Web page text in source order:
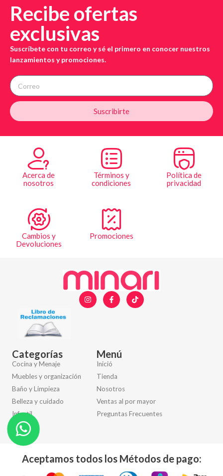
Recibe ofertas
exclusivas
Suscríbete con tu correo y sé el primero en conocer nuestros
lanzamientos y promociones.
Suscribirte
Acerca de
nosotros
Términos y
condiciones
Política de
privacidad
Cambios y
Devoluciones
Promociones
Categorías
Cocina y Menaje
Muebles y organización
Baño y Limpieza
Belleza y cuidado
Infantil
Otros
Menú
Inició
Tienda
Nosotros
Ventas al por mayor
Preguntas Frecuentes
Aceptamos todos los Métodos de pago: